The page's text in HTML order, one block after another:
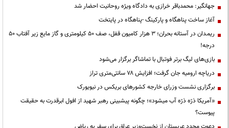
جهانگیر: محمدباقر خرازی به دادگاه ویژه روحانیت احضار شد
آغاز ساخت پناهگاه و پارکینگ -پناهگاه در پایتخت
ریمـدان در آستانه بحران؛ ۳ هزار کامیون قفل، صف ۵۰ کیلومتری و گاز مایع زیر آفتاب ۵۰
درجه!
بازی‌های لیگ برتر فوتبال با تماشاگر برگزار می‌شود
دریاچه ارومیه جان گرفت؛ افزایش ۷۸ سانتی‌متری تراز
برگزاری نشست وزرای خارجه کشورهای بریکس در نیویورک
«آمریکا ذرّه ذرّه آب میشود»؛ چگونه پیشبینی رهبر شهید از افول ابرقدرت به حقیقت
پیوست؟